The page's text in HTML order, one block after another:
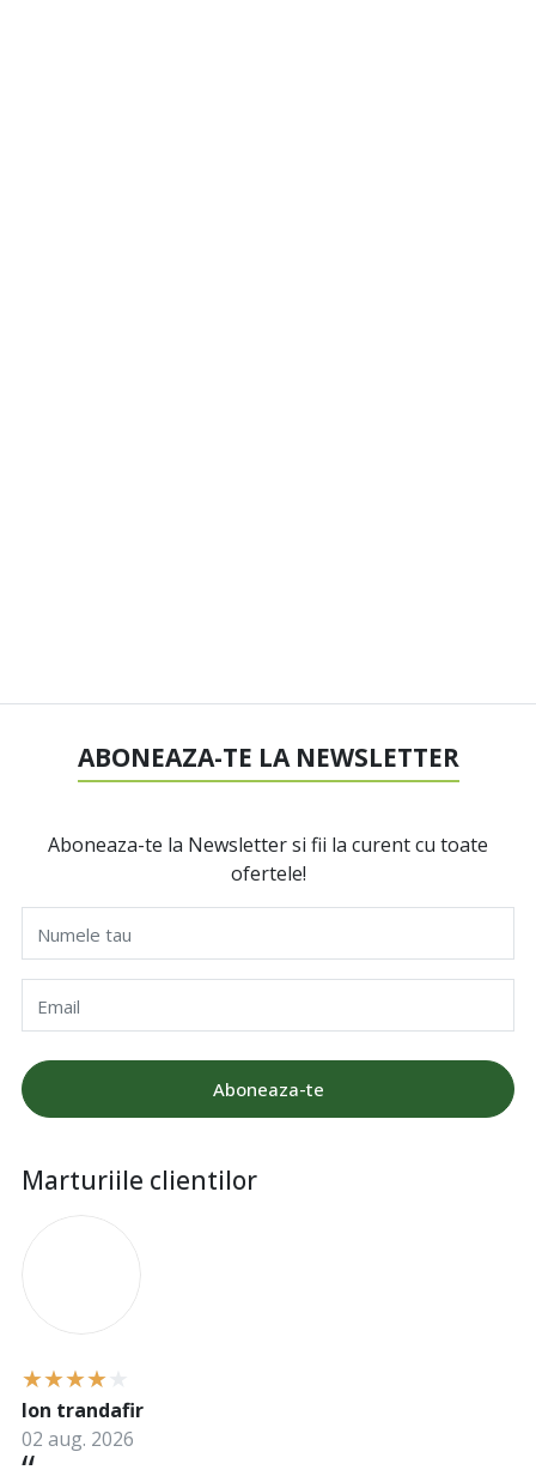
ABONEAZA-TE LA NEWSLETTER
Aboneaza-te la Newsletter si fii la curent cu toate
ofertele!
Numele tau
Email
Aboneaza-te
Marturiile clientilor
Ion trandafir
02 aug. 2026